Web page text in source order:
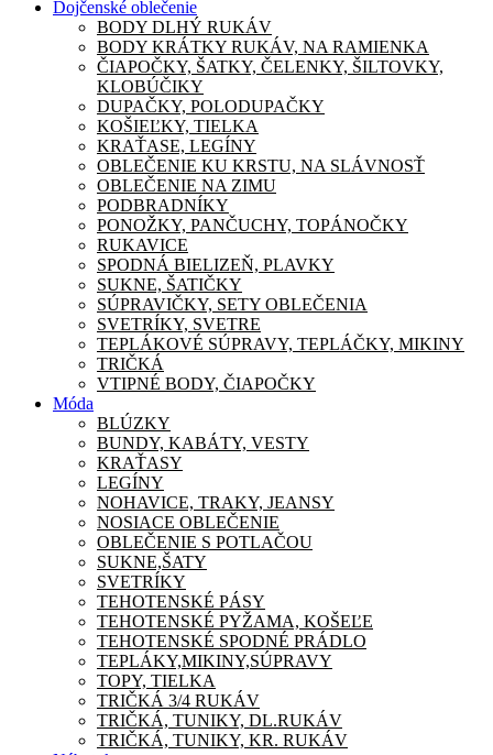
Dojčenské oblečenie
BODY DLHÝ RUKÁV
BODY KRÁTKY RUKÁV, NA RAMIENKA
ČIAPOČKY, ŠATKY, ČELENKY, ŠILTOVKY,
KLOBÚČIKY
DUPAČKY, POLODUPAČKY
KOŠIEĽKY, TIELKA
KRAŤASE, LEGÍNY
OBLEČENIE KU KRSTU, NA SLÁVNOSŤ
OBLEČENIE NA ZIMU
PODBRADNÍKY
PONOŽKY, PANČUCHY, TOPÁNOČKY
RUKAVICE
SPODNÁ BIELIZEŇ, PLAVKY
SUKNE, ŠATIČKY
SÚPRAVIČKY, SETY OBLEČENIA
SVETRÍKY, SVETRE
TEPLÁKOVÉ SÚPRAVY, TEPLÁČKY, MIKINY
TRIČKÁ
VTIPNÉ BODY, ČIAPOČKY
Móda
BLÚZKY
BUNDY, KABÁTY, VESTY
KRAŤASY
LEGÍNY
NOHAVICE, TRAKY, JEANSY
NOSIACE OBLEČENIE
OBLEČENIE S POTLAČOU
SUKNE,ŠATY
SVETRÍKY
TEHOTENSKÉ PÁSY
TEHOTENSKÉ PYŽAMA, KOŠEĽE
TEHOTENSKÉ SPODNÉ PRÁDLO
TEPLÁKY,MIKINY,SÚPRAVY
TOPY, TIELKA
TRIČKÁ 3/4 RUKÁV
TRIČKÁ, TUNIKY, DL.RUKÁV
TRIČKÁ, TUNIKY, KR. RUKÁV